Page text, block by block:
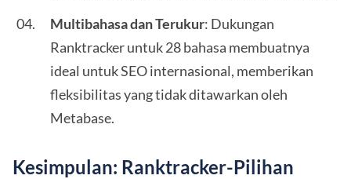
Multibahasa dan Terukur: Dukungan
Ranktracker untuk 28 bahasa membuatnya
ideal untuk SEO internasional, memberikan
fleksibilitas yang tidak ditawarkan oleh
Metabase.
Kesimpulan: Ranktracker-Pilihan